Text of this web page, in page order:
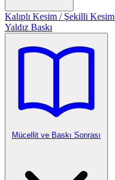
Kalıplı Kesim / Şekilli Kesim
Yaldız Baskı
Mücellit ve Baskı Sonrası